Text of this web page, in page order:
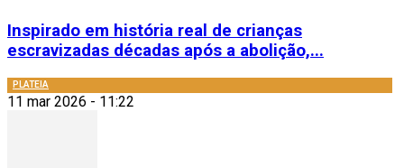
Inspirado em história real de crianças
escravizadas décadas após a abolição,...
PLATEIA
11 mar 2026 - 11:22